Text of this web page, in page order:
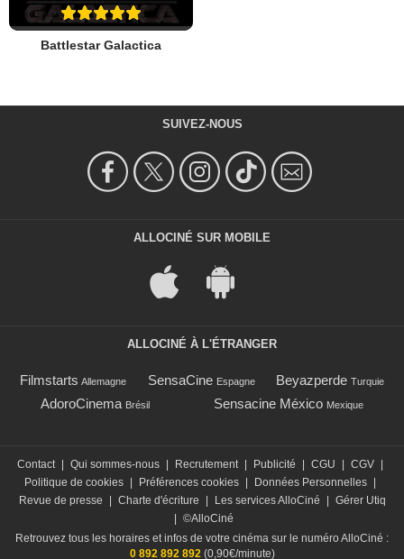
Battlestar Galactica
SUIVEZ-NOUS
ALLOCINÉ SUR MOBILE
ALLOCINÉ À L'ÉTRANGER
Filmstarts Allemagne SensaCine Espagne Beyazperde Turquie
AdoroCinema Brésil Sensacine México Mexique
Contact Qui sommes-nous Recrutement Publicité CGU CGV
Politique de cookies
Préférences cookies Données Personnelles
Revue de presse
Charte d'écriture Les services AlloCiné
Gérer Utiq
©AlloCiné
Retrouvez tous les horaires et infos de votre cinéma sur le numéro AlloCiné :
0 892 892 892(0,90€/minute)